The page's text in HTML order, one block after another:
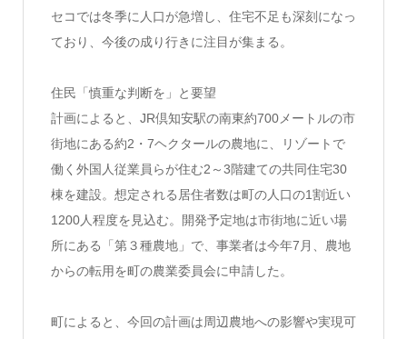
セコでは冬季に人口が急増し、住宅不足も深刻になっ
ており、今後の成り行きに注目が集まる。
住民「慎重な判断を」と要望
計画によると、JR倶知安駅の南東約700メートルの市
街地にある約2・7ヘクタールの農地に、リゾートで
働く外国人従業員らが住む2～3階建ての共同住宅30
棟を建設。想定される居住者数は町の人口の1割近い
1200人程度を見込む。開発予定地は市街地に近い場
所にある「第３種農地」で、事業者は今年7月、農地
からの転用を町の農業委員会に申請した。
町によると、今回の計画は周辺農地への影響や実現可